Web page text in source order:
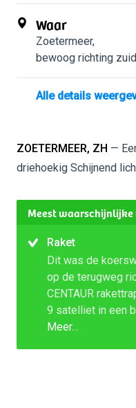
Waar
Zoetermeer,
bewoog richting
Alle details
ZOETERMEER, ZH —
driehoekig Schijnend
Meest
Raket
Dit was de
op de terugweg
CENTAUR
9 satelliet in een
Meer…